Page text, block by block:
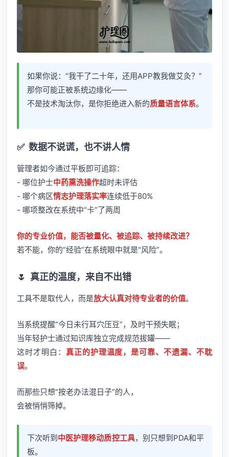
如果你说：“我干了二十年，还用APP教我做艾灸？”
那你可能正被系统边缘化——
不是技术淘汰你，是你拒绝进入新的质量语言体系。
✅ 数据不说谎，也不讲人情
管理者如今通过平板即可追踪：
- 哪位护士中药熏洗操作超时未评估
- 哪个病区情志护理落实率连续低于80%
- 哪项整改在系统中“卡”了两周
你的专业价值，能否被量化、被追踪、被持续改进？
若不能，你的“经验”在系统眼中就是“风险”。
🌷 真正的温度，来自不出错
工具不是取代人，而是放大认真对待专业者的价值。
当系统提醒“今日未行耳穴压豆”，及时干预失眠；
当年轻护士通过知识库独立完成规范拔罐——
这时才明白： 真正的护理温度，是可靠、不遗漏、不耽
误。
而那些只想“按老办法混日子”的人，
会被悄悄筛掉。
下次听到中医护理移动质控工具，别只想到PDA和平
板。